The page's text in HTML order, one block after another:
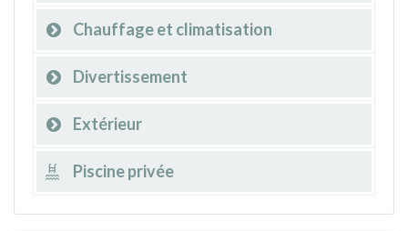
Chauffage et climatisation
Divertissement
Extérieur
Piscine privée